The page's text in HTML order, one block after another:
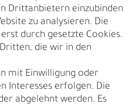
Drittanbietern einzubinden
zu analysieren. Die
durch gesetzte Cookies.
die wir in den
mit Einwilligung oder
Interesses erfolgen. Die
abgelehnt werden. Es